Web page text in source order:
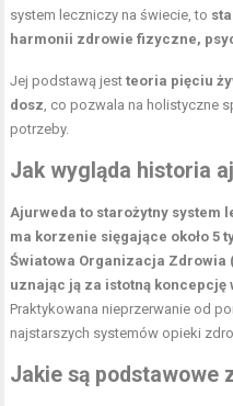
system leczniczy na świecie, to
harmonii zdrowie fizyczne,
Jej podstawą jestteoria pięciu
dosz , co pozwala na holistyczne
potrzeby.
Jak wygląda historia
Ajurweda to starożytny system
ma korzenie sięgające około 5
Światowa Organizacja Zdrowia
uznając ją za istotną
Praktykowana nieprzerwanie od
najstarszych systemów opieki
Jakie są podstawowe